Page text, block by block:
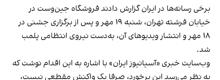
برخی رسانه‌ها در ایران گزارش دادند فروشگاه جین‌وست در
خیابان فرشته تهران، شنبه ۱۹ مهر و پس از برگزاری جشنی در
۱۸ مهر و انتشار ویدیوهای آن، به‌دست نیروی انتظامی پلمب
شد.
وب‌سایت خبری «آسیانیوز ایران» با اشاره به این اقدام نوشت که
به نظر می‌رسد این برخورد، صرفا یک واکنش مقطعی نیست،